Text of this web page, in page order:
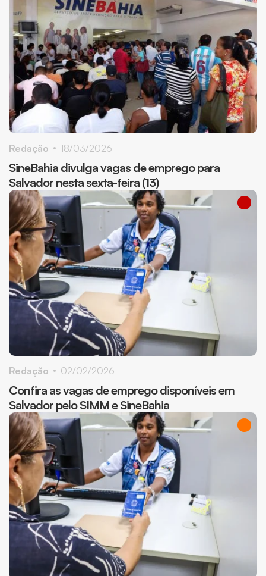
SineBahia divulga vagas de emprego para
Salvador nesta sexta-feira (13)
Redação 18/03/2026
Confira as vagas de emprego disponíveis em
Salvador pelo SIMM e SineBahia
Redação 02/02/2026